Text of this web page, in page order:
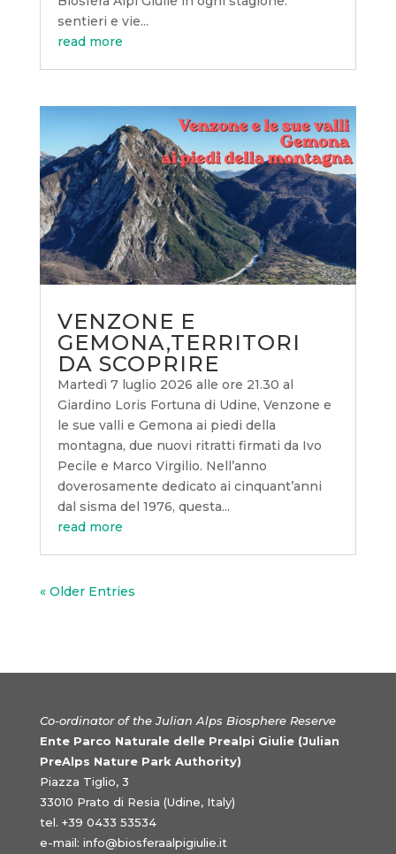
sentieri e vie...
read more
VENZONE E
GEMONA,TERRITORI
DA SCOPRIRE
Martedì 7 luglio 2026 alle ore 21.30 al
Giardino Loris Fortuna di Udine, Venzone e
le sue valli e Gemona ai piedi della
montagna, due nuovi ritratti firmati da Ivo
Pecile e Marco Virgilio. Nell’anno
doverosamente dedicato ai cinquant’anni
dal sisma del 1976, questa...
read more
« Older Entries
Co-ordinator of the Julian Alps Biosphere Reserve
Ente Parco Naturale delle Prealpi Giulie (Julian
PreAlps Nature Park Authority)
Piazza Tiglio, 3
33010 Prato di Resia (Udine, Italy)
tel. +39 0433 53534
e-mail: info@biosferaalpigiulie.it